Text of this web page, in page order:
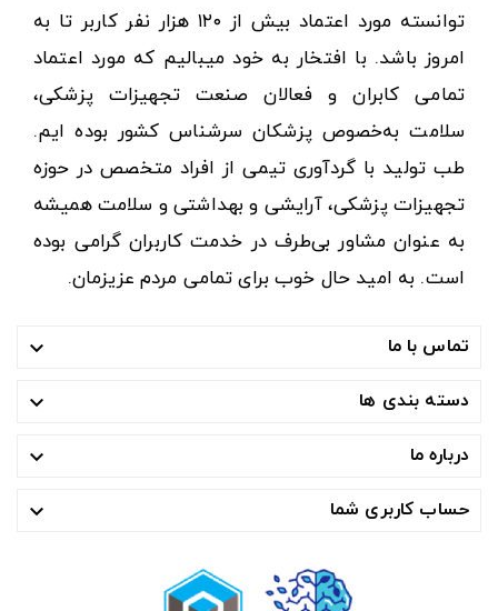
توانسته مورد اعتماد بیش از ۱۲۰ هزار نفر کاربر تا به
امروز باشد. با افتخار به خود میبالیم که مورد اعتماد
تمامی کابران و فعالان صنعت تجهیزات پزشکی،
سلامت به‌خصوص پزشکان سرشناس کشور بوده ایم.
طب تولید با گردآوری تیمی از افراد متخصص در حوزه
تجهیزات پزشکی، آرایشی و بهداشتی و سلامت همیشه
به عنوان مشاور بی‌طرف در خدمت کاربران گرامی بوده
است. به امید حال خوب برای تمامی مردم عزیزمان.
تماس با ما 
دسته بندی ها 
درباره ما 
حساب کاربری شما 